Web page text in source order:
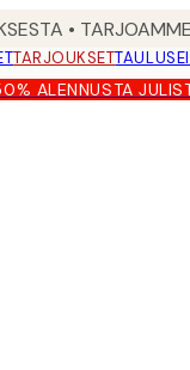
•
TARJOUKSET
ALENNUSTA